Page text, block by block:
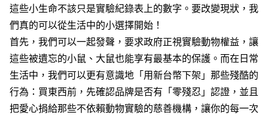
這些小生命不該只是實驗紀錄表上的數字。要改變現狀，我
們真的可以從生活中的小選擇開始！
首先，我們可以一起發聲，要求政府正視實驗動物權益，讓
這些被遺忘的小鼠、大鼠也能享有最基本的保護。而在日常
生活中，我們可以更有意識地「用新台幣下架」那些殘酷的
行為：買東西前，先確認品牌是否有「零殘忍」認證，並且
把愛心捐給那些不依賴動物實驗的慈善機構，讓你的每一次